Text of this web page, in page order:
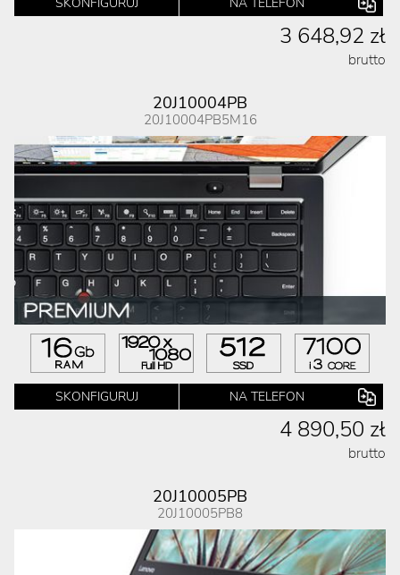
3 648,92 zł
brutto
20J10004PB
20J10004PB5M16
SKONFIGURUJ NA TELEFON
4 890,50 zł
brutto
20J10005PB
20J10005PB8